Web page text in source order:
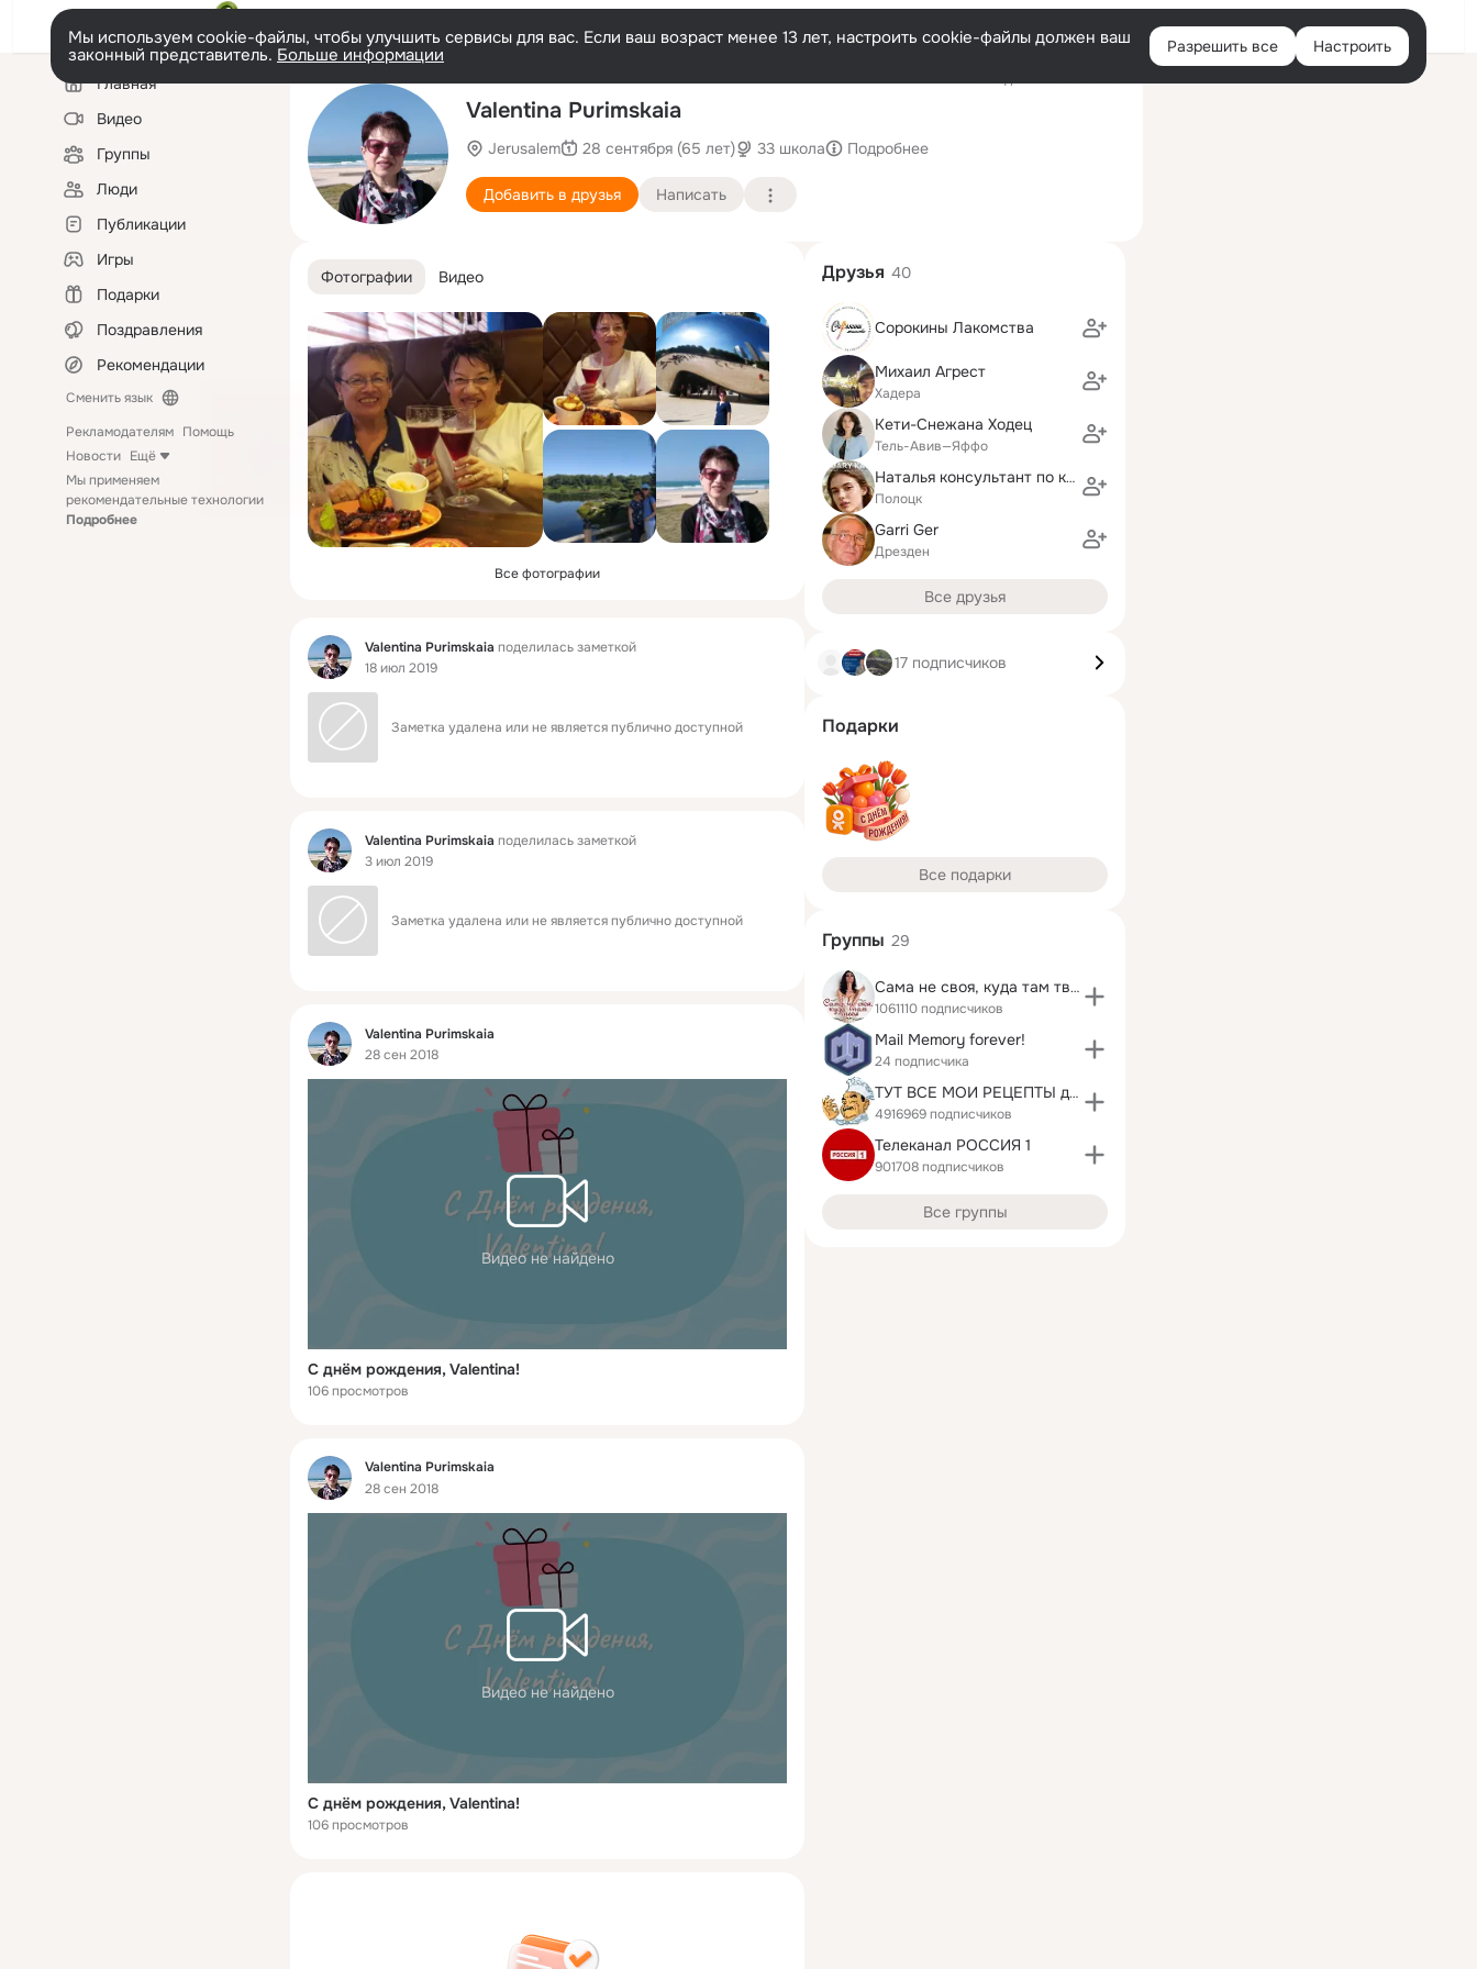
Войти
Мы используем cookie-файлы, чтобы улучшить сервисы для вас. Если ваш возраст менее 13 лет, настроить cookie-файлы должен ваш
законный представитель. Больше информации Разрешить все Настроить
Левая
колонкаГлавная
Видео
Группы
Люди
Публикации
Игры
Подарки
Поздравления
Рекомендации
Сменить язык
Рекламодателям Помощь
Новости Ещё
Мы применяем
рекомендательные технологии
Подробнее
Valentina Purimskaia
Jerusalem 28 сентября (65 лет) 33 школа Подробнее
Добавить в друзья Написать
Фотографии Видео
Все фотографии
Фид Valentina Purimskaia поделилась заметкой
18 июл 2019
Заметка удалена или не является публично доступной
Фид Valentina Purimskaia поделилась заметкой
3 июл 2019
Заметка удалена или не является публично доступной
Фид
Valentina Purimskaia
28 сен 2018
Видео не найдено
С днём рождения, Valentina!
106 просмотров
Фид
Valentina Purimskaia
28 сен 2018
Видео не найдено
С днём рождения, Valentina!
106 просмотров
Друзья 40
Сорокины Лакомства
Михаил Агрест
Хадера
Кети-Снежана Ходец
Тель-Авив—Яффо
Наталья консультант по красоте💄
Полоцк
Garri Ger
Дрезден
Все друзья
17 подписчиков
Подарки
Все подарки
Группы 29
Сама не своя, куда там твоя
1061110 подписчиков
Mail Memory forever!
24 подписчика
ТУТ ВСЕ МОИ РЕЦЕПТЫ для МОИХ ЗАМЕЧАТЕЛЬНЫХ ДРУЗЕЙ
4916969 подписчиков
Телеканал РОССИЯ 1
901708 подписчиков
Все группы